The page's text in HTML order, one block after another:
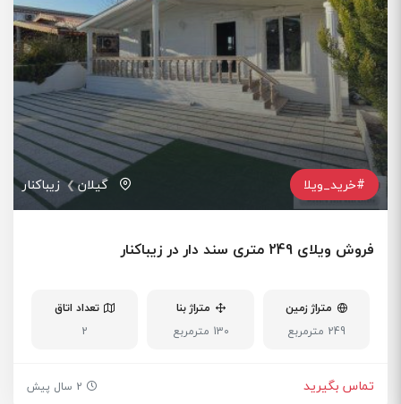
#خرید_ویلا گیلان زیباکنار
فروش ویلای 249 متری سند دار در زیباکنار
متراژ زمین
249 مترمربع
متراژ بنا
130 مترمربع
تعداد اتاق
2
تماس بگیرید 2 سال پیش